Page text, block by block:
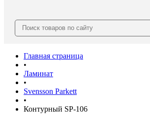
Главная страница
•
Ламинат
•
Svensson Parkett
•
Контурный SP-106